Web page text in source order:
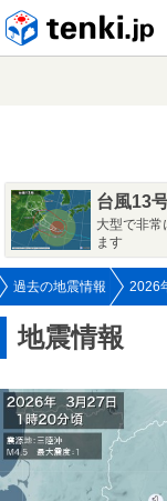
台風13
大型で非
ます
過去の地震情報 2026
地震情報